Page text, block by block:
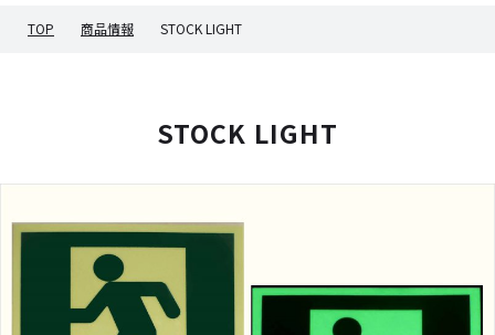
TOP 商品情報 STOCK LIGHT
STOCK LIGHT